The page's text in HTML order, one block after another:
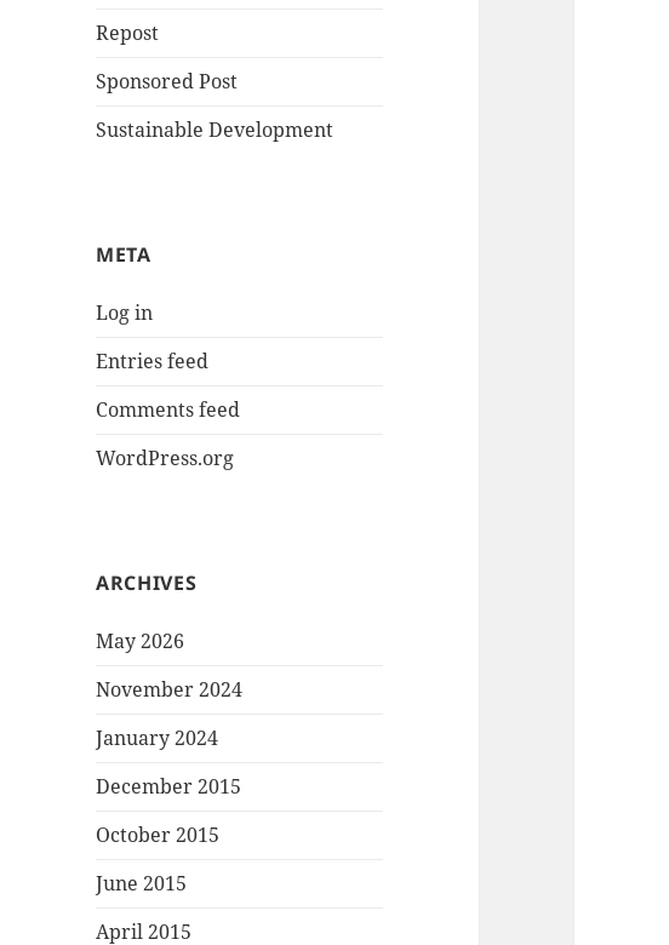
Repost
Sponsored Post
Sustainable Development
META
Log in
Entries feed
Comments feed
WordPress.org
ARCHIVES
May 2026
November 2024
January 2024
December 2015
October 2015
June 2015
April 2015